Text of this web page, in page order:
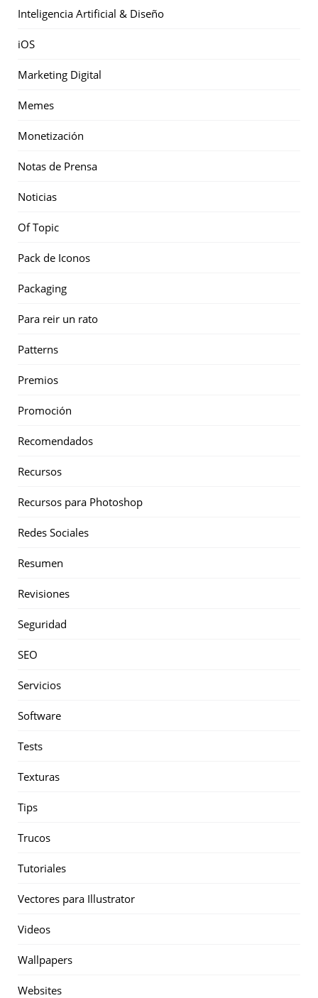
Inteligencia Artificial & Diseño
iOS
Marketing Digital
Memes
Monetización
Notas de Prensa
Noticias
Of Topic
Pack de Iconos
Packaging
Para reir un rato
Patterns
Premios
Promoción
Recomendados
Recursos
Recursos para Photoshop
Redes Sociales
Resumen
Revisiones
Seguridad
SEO
Servicios
Software
Tests
Texturas
Tips
Trucos
Tutoriales
Vectores para Illustrator
Videos
Wallpapers
Websites